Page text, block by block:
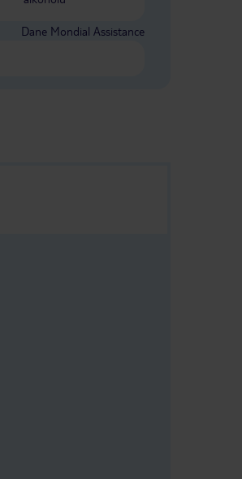
Dane Mondial Assistance